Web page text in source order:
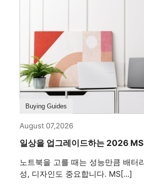
Buying Guides
August 07,2026
일상을 업그레이드하는 2026
노트북을 고를 때는 성능만큼 배터
성, 디자인도 중요합니다. MS[...]